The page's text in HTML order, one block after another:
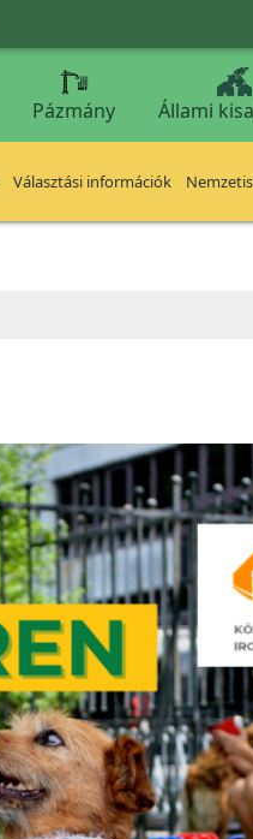
Pázmány Állami
Választási információk